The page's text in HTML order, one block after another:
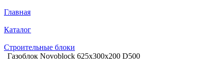
Главная
Каталог
Строительные блоки
Газоблок Novoblock 625х300х200 D500